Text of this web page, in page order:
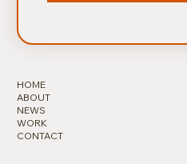
HOME
ABOUT
NEWS
WORK
CONTACT